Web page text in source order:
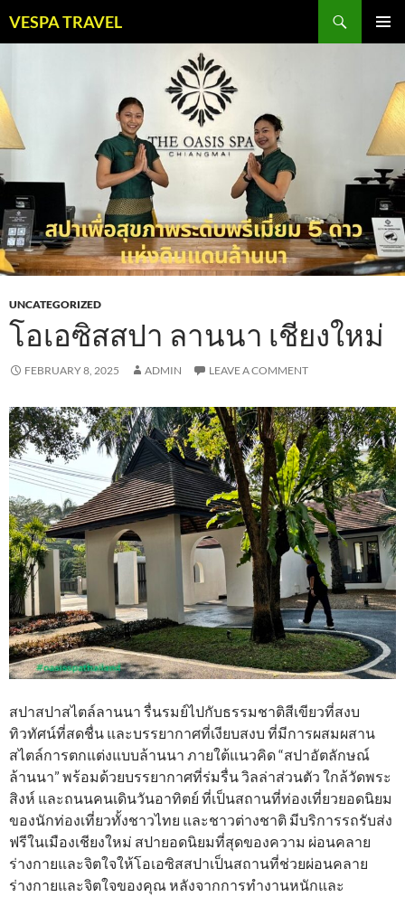
toVESPA TRAVEL
UNCATEGORIZED
โอเอซิสสปา ลานนา เชียงใหม่
FEBRUARY 8, 2025 ADMIN LEAVE A COMMENT
สปาสปาสไตล์ลานนา รื่นรมย์ไปกับธรรมชาติสีเขียวที่สงบ
ทิวทัศน์ที่สดชื่น และบรรยากาศที่เงียบสงบ ที่มีการผสมผสาน
สไตล์การตกแต่งแบบล้านนา ภายใต้แนวคิด “สปาอัตลักษณ์
ล้านนา” พร้อมด้วยบรรยากาศที่ร่มรื่น วิลล่าส่วนตัว ใกล้วัดพระ
สิงห์ และถนนคนเดินวันอาทิตย์ ที่เป็นสถานที่ท่องเที่ยวยอดนิยม
ของนักท่องเที่ยวทั้งชาวไทย และชาวต่างชาติ มีบริการรถรับส่ง
ฟรีในเมืองเชียงใหม่ สปายอดนิยมที่สุดของความ ผ่อนคลาย
ร่างกายและจิตใจให้โอเอซิสสปาเป็นสถานที่ช่วยผ่อนคลาย
ร่างกายและจิตใจของคุณ หลังจากการทำงานหนักและ